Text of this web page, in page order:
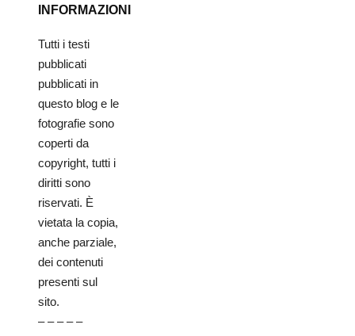
INFORMAZIONI
Tutti i testi
pubblicati
pubblicati in
questo blog e le
fotografie sono
coperti da
copyright, tutti i
diritti sono
riservati. È
vietata la copia,
anche parziale,
dei contenuti
presenti sul
sito.
– – – – –